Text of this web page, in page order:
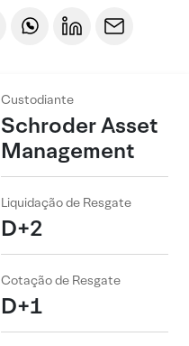
Custodiante
Schroder Asset
Management
Liquidação de Resgate
D+2
Cotação de Resgate
D+1